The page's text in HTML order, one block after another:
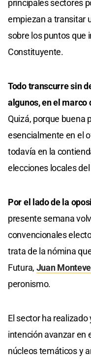
principales sectores
empiezan a transitar
sobre los puntos que
Constituyente.
Todo transcurre sin
algunos, en el marco
Quizá, porque buena
esencialmente en el
todavía en la
elecciones locales
Por el lado de la
presente semana
convencionales
trata de la nómina
Futura, Juan
peronismo.
El sector ha
intención avanzar en
núcleos temáticos y